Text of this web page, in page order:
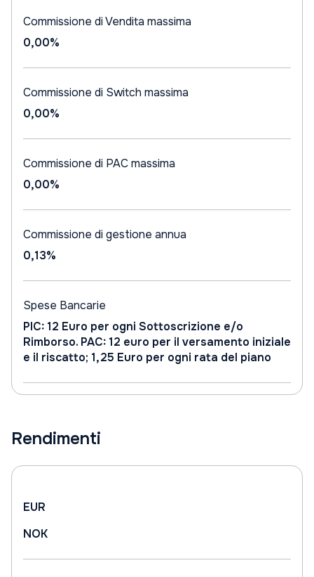
Commissione di Vendita massima
0,00%
Commissione di Switch massima
0,00%
Commissione di PAC massima
0,00%
Commissione di gestione annua
0,13%
Spese Bancarie
PIC: 12 Euro per ogni Sottoscrizione e/o
Rimborso. PAC: 12 euro per il versamento iniziale
e il riscatto; 1,25 Euro per ogni rata del piano
Rendimenti
EUR
NOK